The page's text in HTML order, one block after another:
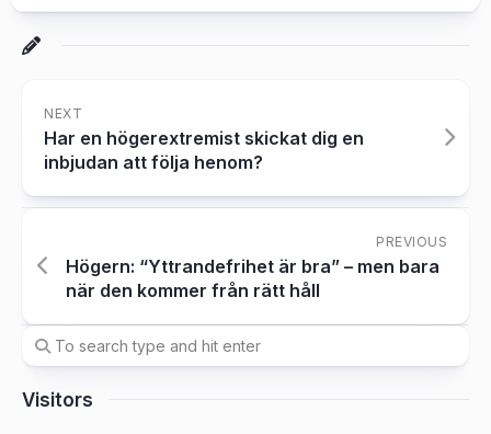
NEXT
Har en högerextremist skickat dig en
inbjudan att följa henom?
PREVIOUS
Högern: “Yttrandefrihet är bra” – men bara
när den kommer från rätt håll
Visitors